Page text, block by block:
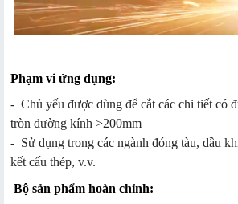
Phạm vi ứng dụng:
- Chủ yếu được dùng để cắt các chi tiết có
tròn đường kính >200mm
- Sử dụng trong các ngành đóng tàu, dầu
kết cấu thép, v.v.
Bộ sản phẩm hoàn chỉnh: